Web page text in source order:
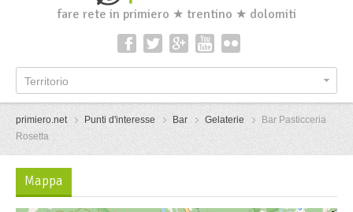
fare rete in primiero ★ trentino ★ dolomiti
Territorio
primiero.net Punti d'interesse Bar Gelaterie
Bar Pasticceria
Rosetta
Mappa